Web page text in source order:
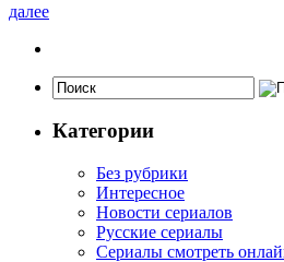
далее
Категории
Без рубрики
Интересное
Новости сериалов
Русские сериалы
Сериалы смотреть